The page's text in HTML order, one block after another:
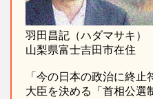
羽田昌記（ハダマサキ）
山梨県富士吉田市在住
「今の日本の政治に終
大臣を決める「首相公選